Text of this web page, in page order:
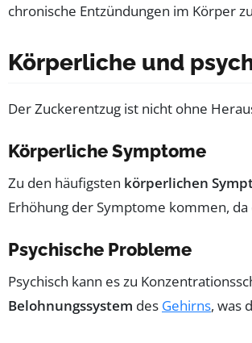
chronische Entzündungen im Körper
Körperliche und
Der Zuckerentzug ist nicht ohne
Körperliche Symptome
Zu den häufigsten körperlichen
Erhöhung der Symptome kommen,
Psychische Probleme
Psychisch kann es zu
Belohnungssystem des Gehirns, was